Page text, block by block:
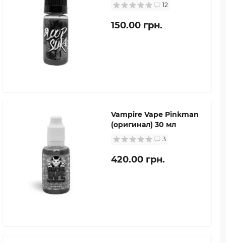
12
150.00 грн.
Vampire Vape Pinkman
(оригинал) 30 мл
3
420.00 грн.